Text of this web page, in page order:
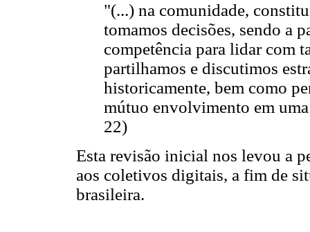
"(...) na comunidade,
tomamos decisões, sendo a
competência para lidar com
partilhamos e discutimos
historicamente, bem como
mútuo envolvimento em
22)
Esta revisão inicial nos levou a
aos coletivos digitais, a fim de
brasileira.